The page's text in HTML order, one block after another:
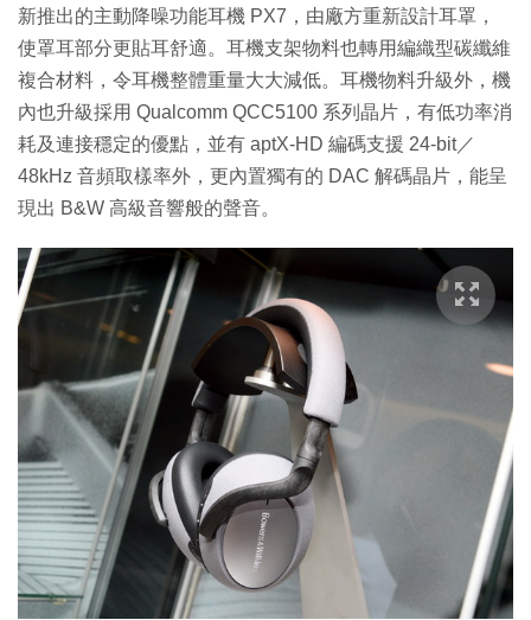
新推出的主動降噪功能耳機 PX7，由廠方重新設計耳罩，
使罩耳部分更貼耳舒適。耳機支架物料也轉用編織型碳纖維
複合材料，令耳機整體重量大大減低。耳機物料升級外，機
內也升級採用 Qualcomm QCC5100 系列晶片，有低功率消
耗及連接穩定的優點，並有 aptX-HD 編碼支援 24-bit／
48kHz 音頻取樣率外，更內置獨有的 DAC 解碼晶片，能呈
現出 B&W 高級音響般的聲音。